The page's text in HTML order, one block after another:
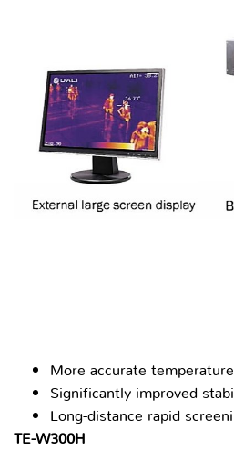
More accurate
Significantly improved
Long-distance rapid
TE-W300H